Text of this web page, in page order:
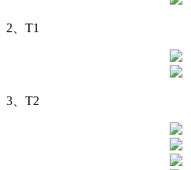
2、T1
3、T2